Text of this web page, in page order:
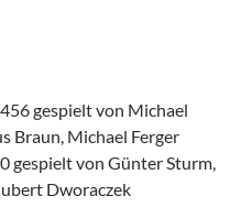
gespielt von Michael
Braun, Michael Ferger
gespielt von Günter Sturm,
Dworaczek